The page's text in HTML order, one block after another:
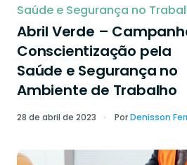
Saúde e Segurança no
Abril Verde –
Conscientização pela
Saúde e Segurança no
Ambiente de Trabalho
28 de abril de 2023 PorDenisson